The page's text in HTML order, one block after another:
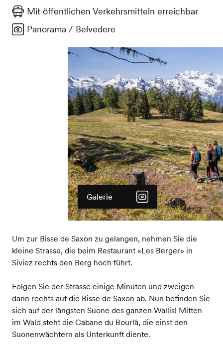
Mit öffentlichen Verkehrsmitteln erreichbar
Panorama / Belvedere
Galerie
Um zur Bisse de Saxon zu gelangen, nehmen Sie die
kleine Strasse, die beim Restaurant «Les Berger» in
Siviez rechts den Berg hoch führt.
Folgen Sie der Strasse einige Minuten und zweigen
dann rechts auf die Bisse de Saxon ab. Nun befinden Sie
sich auf der längsten Suone des ganzen Wallis! Mitten
im Wald steht die Cabane du Bourlâ, die einst den
Suonenwächtern als Unterkunft diente.